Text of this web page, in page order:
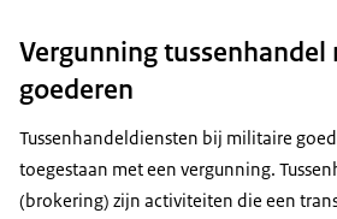
Vergunning
goederen
Tussenhandeldiensten bij militaire
toegestaan met een vergunning.
(brokering) zijn activiteiten die een